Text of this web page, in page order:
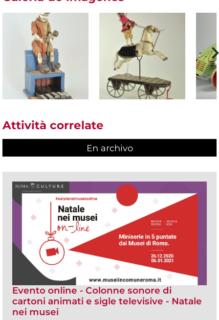
Attività correlate
En archivo
Evento online - Colonne sonore di
cartoni animati e sigle televisive - Natale
nei musei